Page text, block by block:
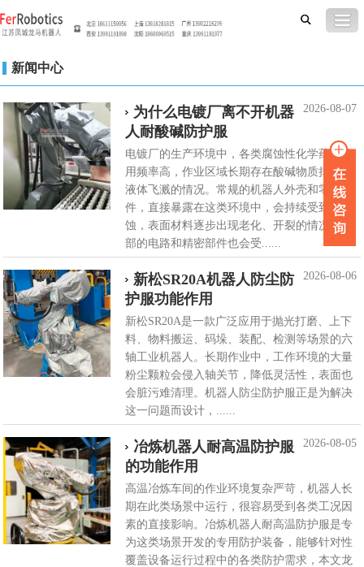
新闻中心
2026-08-07
为什么电镀厂离不开机器
人耐酸碱防护服
电镀厂的生产环境中，各类腐蚀性化学药剂使
用频率高，作业区域长期存在酸碱物质挥发、
液体飞溅的情况。常规的机器人外壳和零部
件，直接暴露在这类环境中，会持续受到侵
蚀，表面材料逐步出现老化、开裂的情况，内
部的电路和精密部件也会受......
2026-08-06
新松SR20A机器人防尘防
护服功能作用
新松SR20A是一款广泛应用于抛光打磨、上下
料、物料搬运、码垛、装配、检测等场景的六
轴工业机器人。长期作业中，工作环境的大量
粉尘颗粒会侵入轴关节，降低灵活性，表面也
会脏污难清理。机器人防尘防护服正是为解决
这一问题而设计，......
2026-08-05
冶炼机器人耐高温防护服
的功能作用
高温冶炼车间的作业环境复杂严苛，机器人长
期在此类场景中运行，很容易受到各类工况因
素的直接影响。冶炼机器人耐高温防护服是专
为这类场景开发的专用防护装备，能够针对性
覆盖设备运行过程中的各类防护需求，本文龙